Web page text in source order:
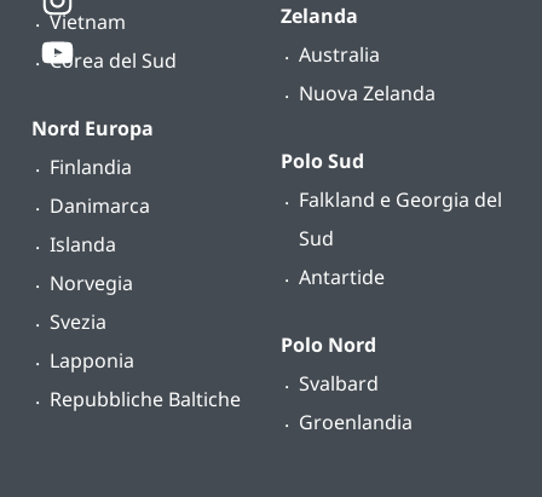
Vietnam
Corea del Sud
Nord Europa
Finlandia
Danimarca
Islanda
Norvegia
Svezia
Lapponia
Repubbliche Baltiche
Zelanda
Australia
Nuova Zelanda
Polo Sud
Falkland e Georgia del
Sud
Antartide
Polo Nord
Svalbard
Groenlandia